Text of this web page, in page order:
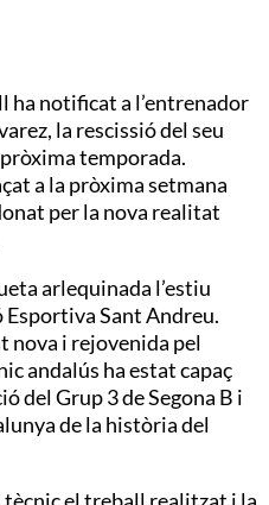
ha notificat a l’entrenador
la rescissió del seu
temporada.
a la pròxima setmana
per la nova realitat
arlequinada l’estiu
Esportiva Sant Andreu.
i rejovenida pel
andalús ha estat capaç
del Grup 3 de Segona B i
de la història del